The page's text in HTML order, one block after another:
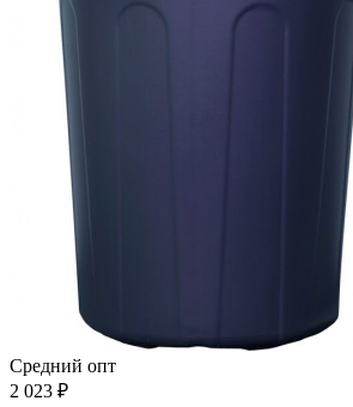
Средний опт
2 023 ₽